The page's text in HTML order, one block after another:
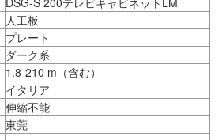
人工板
プレート
ダーク系
1.8-210 m（含む）
イタリア
伸縮不能
東莞